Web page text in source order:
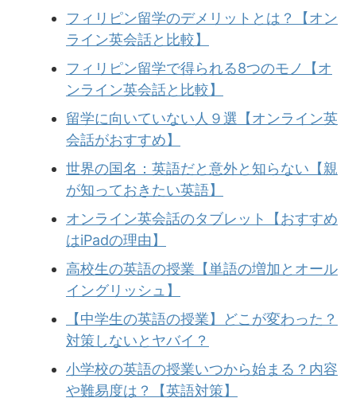
フィリピン留学のデメリットとは？【オン
ライン英会話と比較】
フィリピン留学で得られる8つのモノ【オ
ンライン英会話と比較】
留学に向いていない人９選【オンライン英
会話がおすすめ】
世界の国名：英語だと意外と知らない【親
が知っておきたい英語】
オンライン英会話のタブレット【おすすめ
はiPadの理由】
高校生の英語の授業【単語の増加とオール
イングリッシュ】
【中学生の英語の授業】どこが変わった？
対策しないとヤバイ？
小学校の英語の授業いつから始まる？内容
や難易度は？【英語対策】